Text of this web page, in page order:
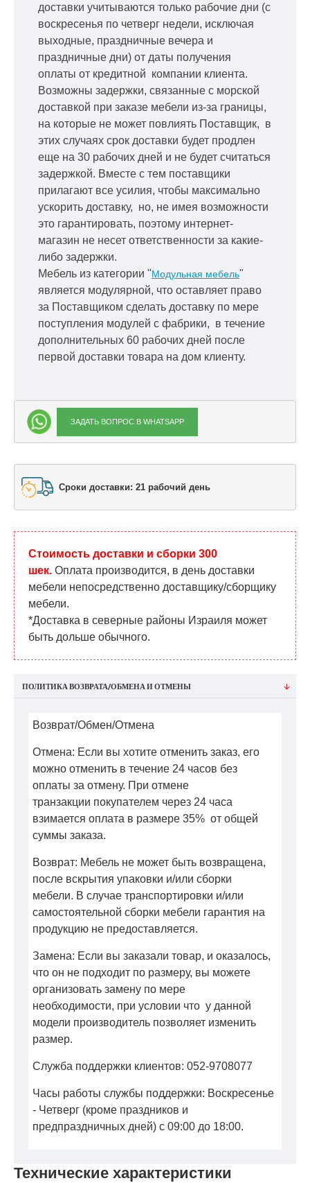
доставки учитываются только рабочие дни (с
воскресенья по четверг недели, исключая
выходные, праздничные вечера и
праздничные дни) от даты получения
оплаты от кредитной компании клиента.
Возможны задержки, связанные с морской
доставкой при заказе мебели из-за границы,
на которые не может повлиять Поставщик, в
этих случаях срок доставки будет продлен
еще на 30 рабочих дней и не будет считаться
задержкой. Вместе с тем поставщики
прилагают все усилия, чтобы максимально
ускорить доставку, но, не имея возможности
это гарантировать, поэтому интернет-
магазин не несет ответственности за какие-
либо задержки.
Мебель из категории "Модульная мебель"
является модулярной, что оставляет право
за Поставщиком сделать доставку по мере
поступления модулей с фабрики, в течение
дополнительных 60 рабочих дней после
первой доставки товара на дом клиенту.
ЗАДАТЬ ВОПРОС В WHATSAPP
Сроки доставки: 21 рабочий день
Стоимость доставки и сборки 300
шек. Оплата производится, в день доставки
мебели непосредственно доставщику/сборщику
мебели.
*Доставка в северные районы Израиля может
быть дольше обычного.
Технические характеристики
ПОЛИТИКА ВОЗВРАТА/ОБМЕНА И ОТМЕНЫ
Возврат/Обмен/Отмена
Отмена: Если вы хотите отменить заказ, его
можно отменить в течение 24 часов без
оплаты за отмену. При отмене
транзакции покупателем через 24 часа
взимается оплата в размере 35% от общей
суммы заказа.
Возврат: Мебель не может быть возвращена,
после вскрытия упаковки и/или сборки
мебели. В случае транспортировки и/или
самостоятельной сборки мебели гарантия на
продукцию не предоставляется.
Замена: Если вы заказали товар, и оказалось,
что он не подходит по размеру, вы можете
организовать замену по мере
необходимости, при условии что у данной
модели производитель позволяет изменить
размер.
Служба поддержки клиентов: 052-9708077
Часы работы службы поддержки: Воскресенье
- Четверг (кроме праздников и
предпраздничных дней) с 09:00 до 18:00.